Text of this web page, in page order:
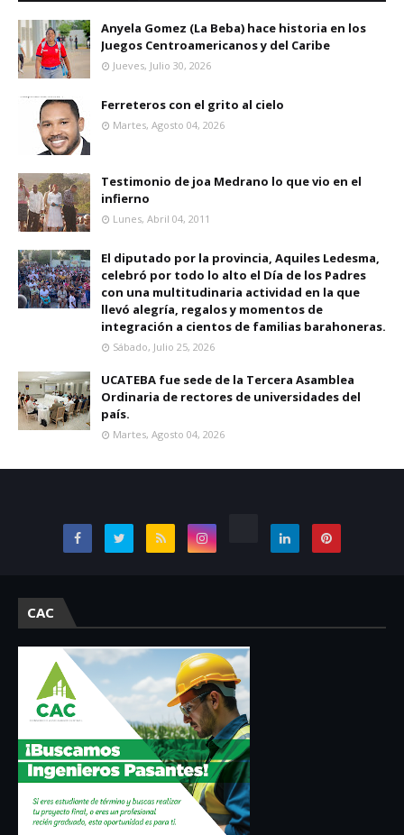
Anyela Gomez (La Beba) hace historia en los
Juegos Centroamericanos y del Caribe
Jueves, Julio 30, 2026
Ferreteros con el grito al cielo
Martes, Agosto 04, 2026
Testimonio de joa Medrano lo que vio en el
infierno
Lunes, Abril 04, 2011
El diputado por la provincia, Aquiles Ledesma,
celebró por todo lo alto el Día de los Padres
con una multitudinaria actividad en la que
llevó alegría, regalos y momentos de
integración a cientos de familias barahoneras.
Sábado, Julio 25, 2026
UCATEBA fue sede de la Tercera Asamblea
Ordinaria de rectores de universidades del
país.
Martes, Agosto 04, 2026
CAC